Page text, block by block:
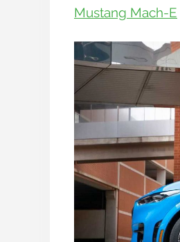
Mustang Mach-E